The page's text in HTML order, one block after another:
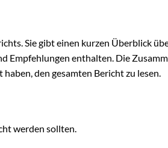
Sie gibt einen kurzen Überblick
Empfehlungen enthalten. Die
den gesamten Bericht zu lesen.
werden sollten.